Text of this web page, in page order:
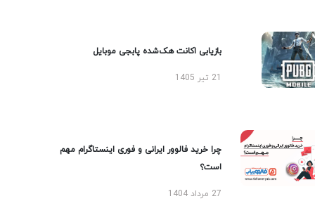
بازیابی اکانت هک‌شده پابجی موبایل
چرا خرید فالوور ایرانی و فوری اینستاگرام مهم
است؟
27 مرداد 1404